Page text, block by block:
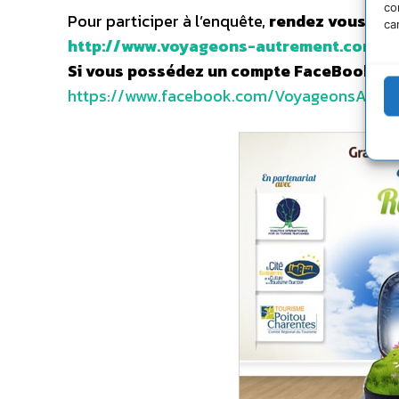
Pour participer à l’enquête, rendez vous sur
http://www.voyageons-autrement.com/
Si vous possédez un compte FaceBook
,
https://www.facebook.com/